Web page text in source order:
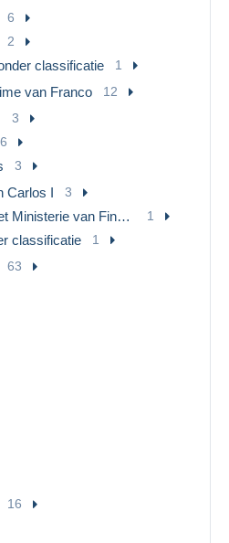
6
2
classificatie 1
van Franco 12
3
6
3
Carlos I 3
Uitgaven van het Ministerie van Financiën 1
classificatie 1
63
16